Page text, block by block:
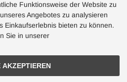
Funktionsweise der Website zu
Angebotes zu analysieren
Einkaufserlebnis bieten zu können.
Sie in unserer